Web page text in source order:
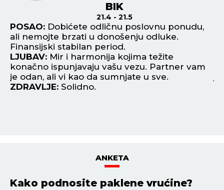
BIK
21.4 - 21.5
POSAO: Dobićete odličnu poslovnu ponudu,
ali nemojte brzati u donošenju odluke.
Finansijski stabilan period.
LJUBAV: Mir i harmonija kojima težite
konačno ispunjavaju vašu vezu. Partner vam
je odan, ali vi kao da sumnjate u sve.
ZDRAVLJE: Solidno.
ANKETA
Kako podnosite paklene vrućine?